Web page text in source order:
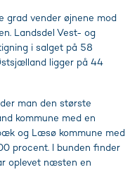
grad vender øjnene mod
Landsdel Vest- og
i salget på 58
ligger på 44
man den største
kommune med en
og Læsø kommune med
procent. I bunden finder
oplevet næsten en